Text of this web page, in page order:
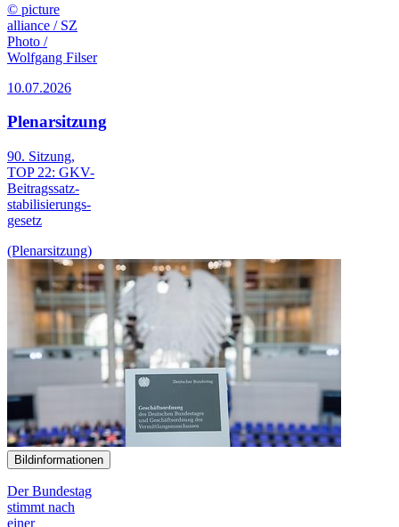
© picture
alliance / SZ
Photo /
Wolfgang Filser
10.07.2026
Plenarsitzung
90. Sitzung,
TOP 22: GKV-
Beitrags­satz­
stabilisierungs­
gesetz
(Plenarsitzung)
Bildinformationen
Der Bundestag
stimmt nach
einer